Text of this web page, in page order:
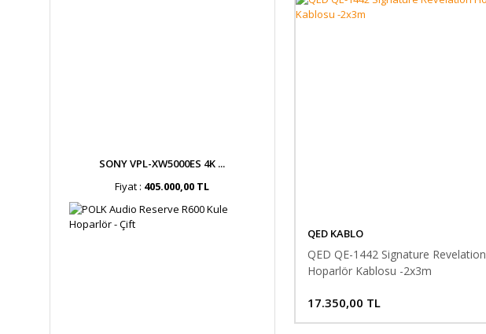
SONY VPL-XW5000ES 4K ...
Fiyat : 405.000,00 TL
QED KABLO
QED QE-1442 Signature Revelation
Hoparlör Kablosu -2x3m
17.350,00 TL